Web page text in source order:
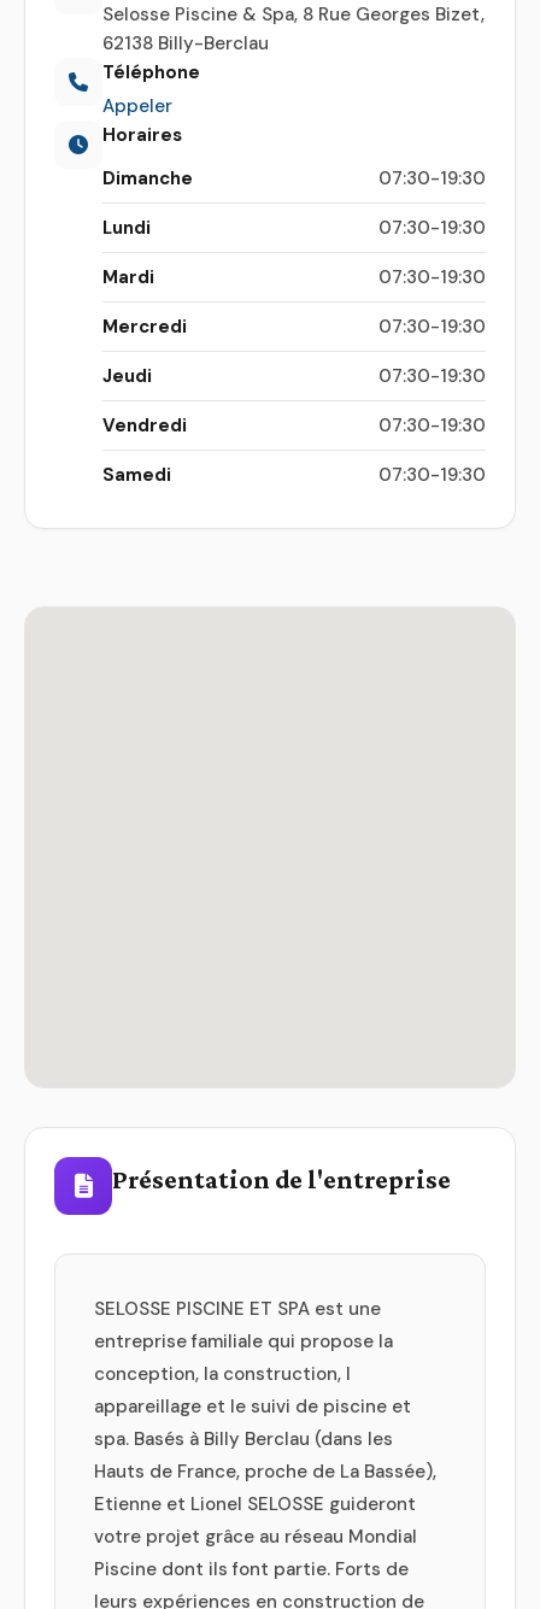
Selosse Piscine & Spa, 8 Rue Georges Bizet,
62138 Billy-Berclau
Téléphone
Appeler
Horaires
Dimanche
07:30-19:30
Lundi 07:30-19:30
Mardi 07:30-19:30
Mercredi 07:30-19:30
Jeudi 07:30-19:30
Vendredi 07:30-19:30
Samedi 07:30-19:30
Présentation de l'entreprise
SELOSSE PISCINE ET SPA est une
entreprise familiale qui propose la
conception, la construction, l
appareillage et le suivi de piscine et
spa. Basés à Billy Berclau (dans les
Hauts de France, proche de La Bassée),
Etienne et Lionel SELOSSE guideront
votre projet grâce au réseau Mondial
Piscine dont ils font partie. Forts de
leurs expériences en construction de